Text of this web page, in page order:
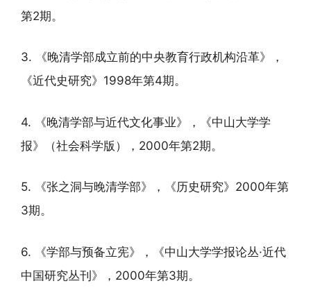
第2期。
3. 《晚清学部成立前的中央教育行政机构沿革》，
《近代史研究》1998年第4期。
4. 《晚清学部与近代文化事业》，《中山大学学
报》（社会科学版），2000年第2期。
5. 《张之洞与晚清学部》，《历史研究》2000年第
3期。
6. 《学部与预备立宪》，《中山大学学报论丛·近代
中国研究丛刊》，2000年第3期。